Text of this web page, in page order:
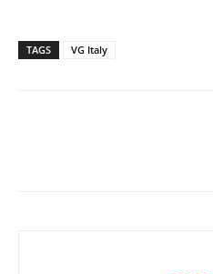
TAGS VG Italy